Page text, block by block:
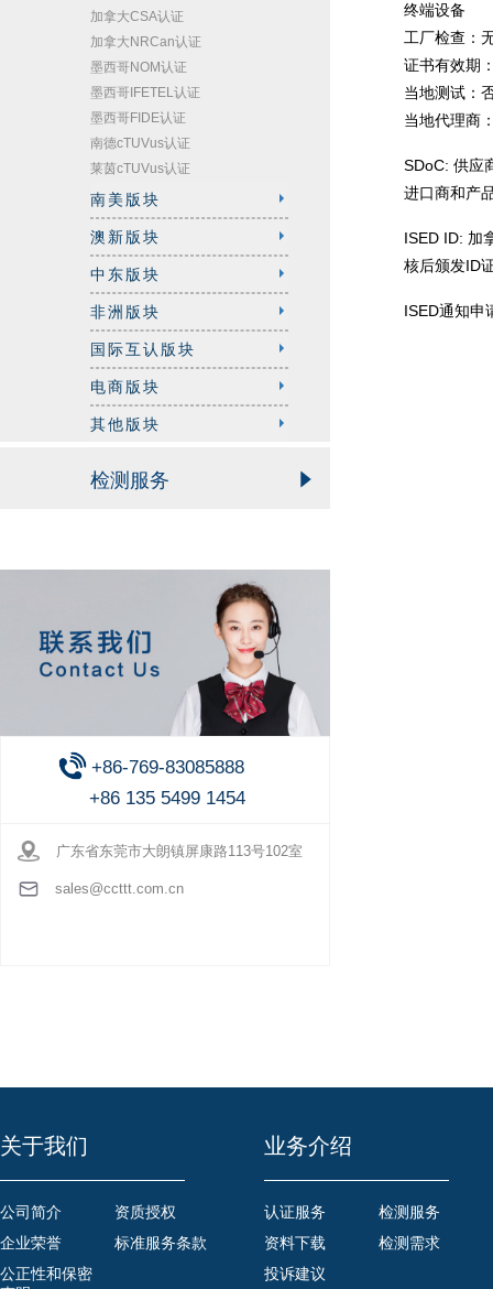
加拿大CSA认证
加拿大NRCan认证
墨西哥NOM认证
墨西哥IFETEL认证
墨西哥FIDE认证
南德cTUVus认证
莱茵cTUVus认证
南美版块
澳新版块
中东版块
非洲版块
国际互认版块
电商版块
其他版块
检测服务
+86-769-83085888
+86 135 5499 1454
广东省东莞市大朗镇屏康路113号102室
sales@ccttt.com.cn
终端设备
工厂检查：
证书有效期
当地测试：
当地代理商
SDoC: 供应
进口商和产
ISED ID: 加
核后颁发ID
ISED通知申
关于我们
公司简介
资质授权
企业荣誉
标准服务条款
公正性和保密
业务介绍
认证服务
检测服务
资料下载
检测需求
投诉建议